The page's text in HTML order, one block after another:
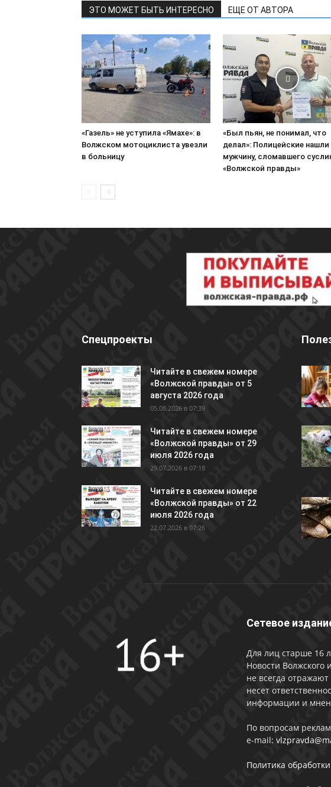
ЭТО МОЖЕТ БЫТЬ ИНТЕРЕСНО ЕЩЕ ОТ АВТОРА
«Газель» не уступила «Ямахе»: в
Волжском мотоциклиста увезли
в больницу
«Был пьян, не понимал, что
делал»: Полицейские нашли
мужчину, сломавшего
«Волжской правды»
Спецпроекты
Читайте в свежем номере
«Волжской правды» от 5
августа 2026 года
05.08.2026 в 07:39
Читайте в свежем номере
«Волжской правды» от 29
июля 2026 года
29.07.2026 в 07:18
Читайте в свежем номере
«Волжской правды» от 22
июля 2026 года
22.07.2026 в 07:26
Сетевое
Для лиц старше 16
Новости Волжского
не всегда
несет
информации и
По вопросам
e-mail:
Политика